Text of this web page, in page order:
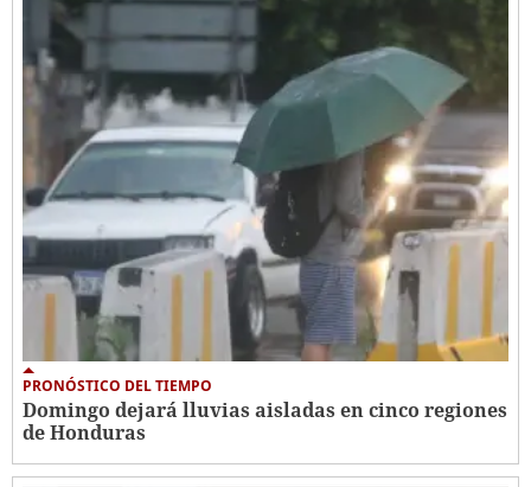
PRONÓSTICO DEL TIEMPO
Domingo dejará lluvias aisladas en cinco regiones
de Honduras